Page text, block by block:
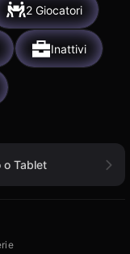
2 Giocatori
Inattivi
o Tablet